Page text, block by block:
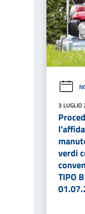
3
verdi
TIPO